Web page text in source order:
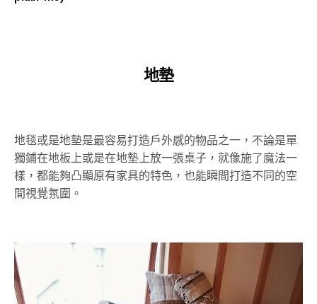
地墊
地毯或是地墊是最容易打造戶外感的物品之一，不論是單
獨鋪在地板上或是在地墊上放一張桌子，就像施了魔法一
樣，都能夠凸顯原有家具的特色，也能瞬間打造不同的空
間視覺氛圍。